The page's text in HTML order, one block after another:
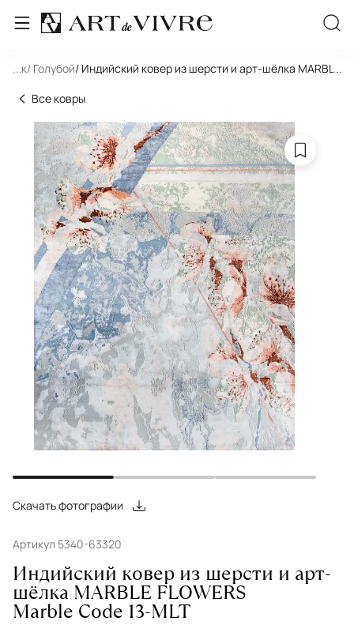
... / Голубой/ Индийский ковер из шерсти и арт-шёлка MARBLE...
Все ковры
Скачать фотографии
Артикул 5340-63320
Индийский ковер из шерсти и арт-
шёлка MARBLE FLOWERS
Marble Code 13-MLT